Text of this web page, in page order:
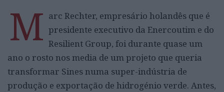
M arc Rechter, empresário holandês que é
presidente executivo da Enercoutim e do
Resilient Group, foi durante quase um
ano o rosto nos media de um projeto que queria
transformar Sines numa super-indústria de
produção e exportação de hidrogénio verde. Antes,